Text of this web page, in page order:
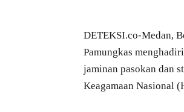
DETEKSI.co-Medan,
Pamungkas
jaminan pasokan dan
Keagamaan Nasional